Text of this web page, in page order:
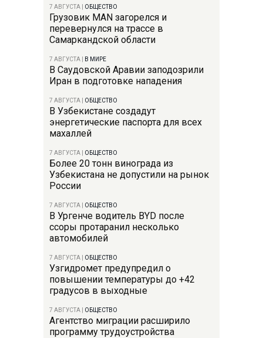
7 АВГУСТА ОБЩЕСТВО
Грузовик MAN загорелся и
перевернулся на трассе в
Самаркандской области
7 АВГУСТА В МИРЕ
В Саудовской Аравии заподозрили
Иран в подготовке нападения
7 АВГУСТА ОБЩЕСТВО
В Узбекистане создадут
энергетические паспорта для всех
махаллей
7 АВГУСТА ОБЩЕСТВО
Более 20 тонн винограда из
Узбекистана не допустили на рынок
России
7 АВГУСТА ОБЩЕСТВО
В Ургенче водитель BYD после
ссоры протаранил несколько
автомобилей
7 АВГУСТА ОБЩЕСТВО
Узгидромет предупредил о
повышении температуры до +42
градусов в выходные
7 АВГУСТА ОБЩЕСТВО
Агентство миграции расширило
программу трудоустройства